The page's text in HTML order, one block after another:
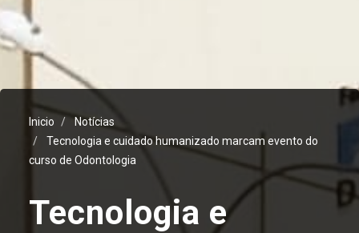
Inicio
Notícias
Tecnologia e cuidado humanizado marcam evento do
curso de Odontologia
Tecnologia e